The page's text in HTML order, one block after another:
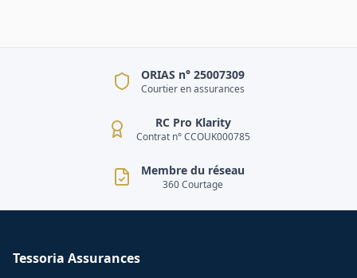
ORIAS n° 25007309
Courtier en assurances
RC Pro Klarity
Contrat n° CCOUK000785
Membre du réseau
360 Courtage
Tessoria Assurances